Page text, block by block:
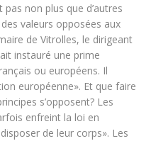
pas non plus que d’autres
valeurs opposées aux
de Vitrolles, le dirigeant
instauré une prime
ou européens. Il
européenne». Et que faire
s’opposent? Les
enfreint la loi en
de leur corps». Les